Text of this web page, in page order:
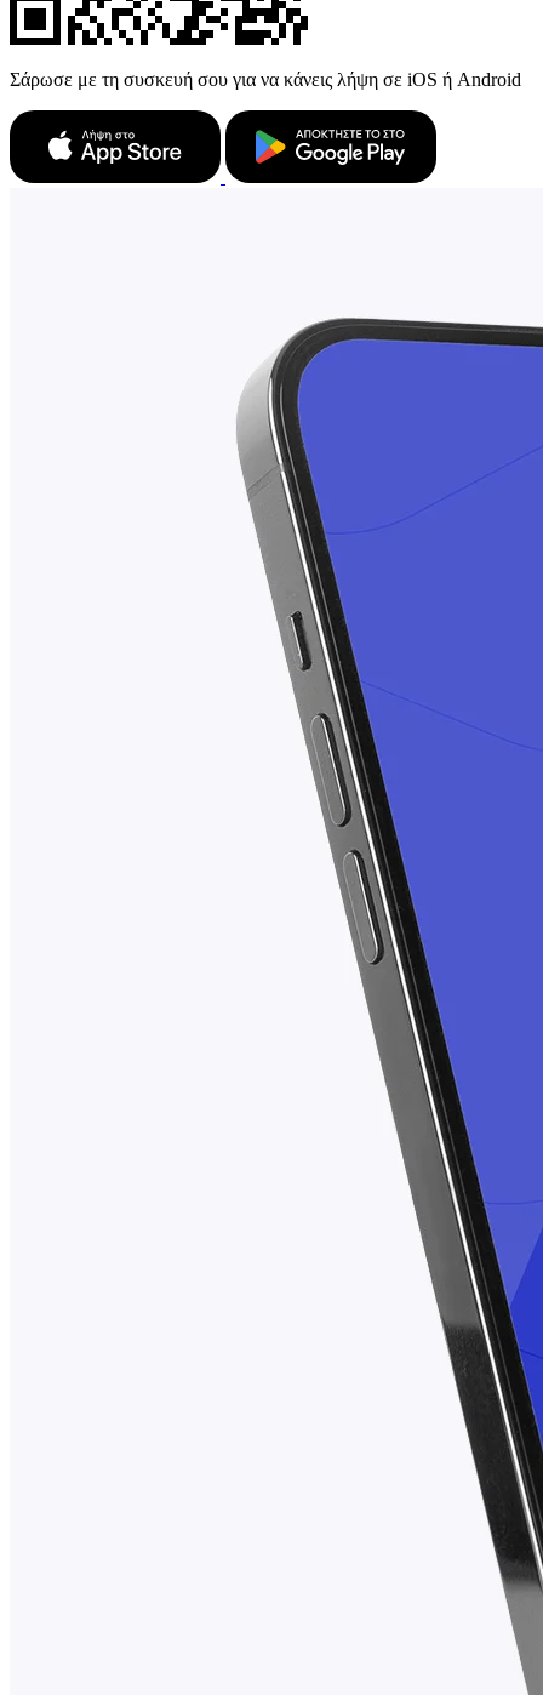
Σάρωσε με τη συσκευή σου για να κάνεις λήψη σε iOS ή Android